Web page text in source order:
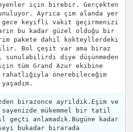
için birebir. Gerçekten
Ayrıca çim alanda yer
gece keyifli vakit geçirmenizi
bu kadar güzel olduğu bir
pakete dahil kokteyllerdeki
Bol çeşit var ama biraz
diye düşünmeden
tüm Grand Azur ekibine
önerebileceğim
birazonce ayrıldık.Eşim ve
mükemmel bir tatil
geçti anlamadık.Bugüne kadar
bukadar birarada